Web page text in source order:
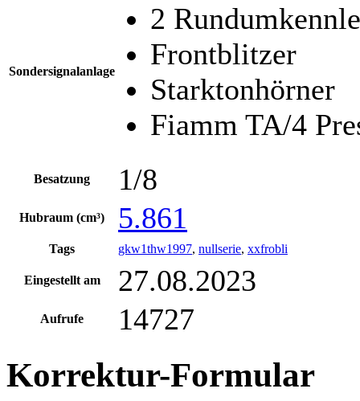
Sondersignalanlage
2
Frontblitzer
Starktonhörner
Fiamm TA/4
Besatzung 1/8
Hubraum (cm³) 5.861
Tags gkw1thw1997, nullserie, xxfrobli
Eingestellt am 27.08.2023
Aufrufe 14727
Korrektur-Formular